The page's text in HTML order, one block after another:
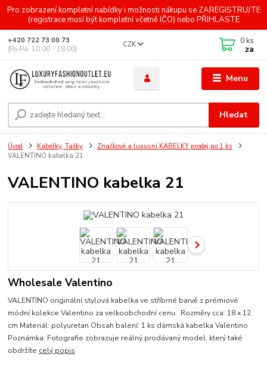
Pro zobrazení kompletní nabídky i možnosti nákupu se ZAREGISTRUJTE
(registrace musí být kompletní včetně IČO) nebo PŘIHLASTE
Menu
CZK
Hledat
+420 722 73 00 73
(Po-Pá: 10:00 - 18:00)
0 ks
za
Úvod Kabelky, Tašky
Značkové a luxusní KABELKY prodej po 1 ks
VALENTINO kabelka 21
VALENTINO kabelka 21
Wholesale Valentino
VALENTINO originální stylová kabelka ve stříbrné barvě z prémiové
módní kolekce Valentino za velkoobchodní cenu. Rozměry cca: 18 x 12
cm Materiál: polyuretan Obsah balení: 1 ks dámská kabelka Valentino
Poznámka: Fotografie zobrazuje reálný prodávaný model, který také
obdržíte celý popis